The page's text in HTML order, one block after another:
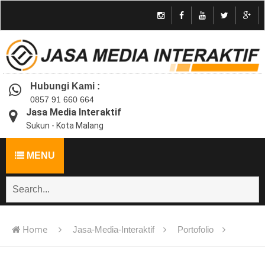
Hubungi Kami :
0857 91 660 664
Jasa Media Interaktif
Sukun - Kota Malang
MENU
Home Jasa-Media-Interaktif Portofolio